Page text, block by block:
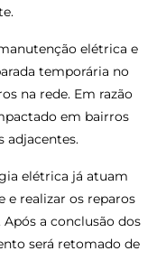
elétrica e
temporária no
na rede. Em razão
em bairros
adjacentes.
elétrica já atuam
e realizar os reparos
a conclusão dos
será retomado de